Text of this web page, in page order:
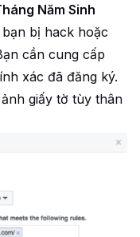
Năm Sinh
bị hack hoặc
cần cung cấp
xác đã đăng ký.
giấy tờ tùy thân